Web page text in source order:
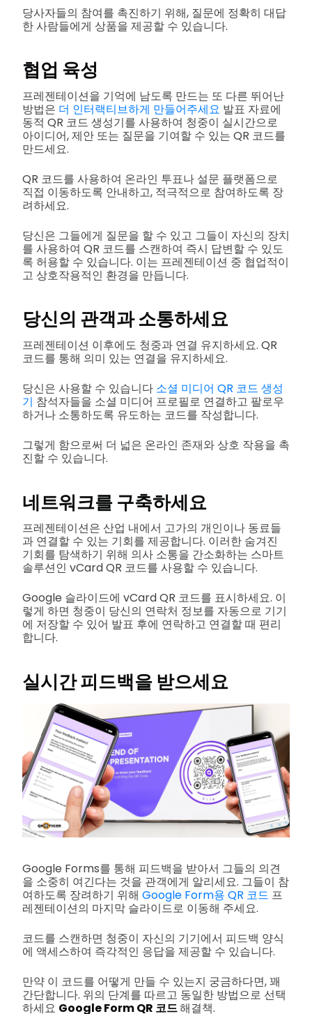
당사자들의 참여를 촉진하기 위해, 질문에 정확히 대답
한 사람들에게 상품을 제공할 수 있습니다.
협업 육성
프레젠테이션을 기억에 남도록 만드는 또 다른 뛰어난
방법은 더 인터랙티브하게 만들어주세요 발표 자료에
동적 QR 코드 생성기를 사용하여 청중이 실시간으로
아이디어, 제안 또는 질문을 기여할 수 있는 QR 코드를
만드세요.
QR 코드를 사용하여 온라인 투표나 설문 플랫폼으로
직접 이동하도록 안내하고, 적극적으로 참여하도록 장
려하세요.
당신은 그들에게 질문을 할 수 있고 그들이 자신의 장치
를 사용하여 QR 코드를 스캔하여 즉시 답변할 수 있도
록 허용할 수 있습니다. 이는 프레젠테이션 중 협업적이
고 상호작용적인 환경을 만듭니다.
당신의 관객과 소통하세요
프레젠테이션 이후에도 청중과 연결 유지하세요. QR
코드를 통해 의미 있는 연결을 유지하세요.
당신은 사용할 수 있습니다 소셜 미디어 QR 코드 생성
기 참석자들을 소셜 미디어 프로필로 연결하고 팔로우
하거나 소통하도록 유도하는 코드를 작성합니다.
그렇게 함으로써 더 넓은 온라인 존재와 상호 작용을 촉
진할 수 있습니다.
네트워크를 구축하세요
프레젠테이션은 산업 내에서 고가의 개인이나 동료들
과 연결할 수 있는 기회를 제공합니다. 이러한 숨겨진
기회를 탐색하기 위해 의사 소통을 간소화하는 스마트
솔루션인 vCard QR 코드를 사용할 수 있습니다.
Google 슬라이드에 vCard QR 코드를 표시하세요. 이
렇게 하면 청중이 당신의 연락처 정보를 자동으로 기기
에 저장할 수 있어 발표 후에 연락하고 연결할 때 편리
합니다.
실시간 피드백을 받으세요
Google Forms를 통해 피드백을 받아서 그들의 의견
을 소중히 여긴다는 것을 관객에게 알리세요. 그들이 참
여하도록 장려하기 위해 Google Form용 QR 코드 프
레젠테이션의 마지막 슬라이드로 이동해 주세요.
코드를 스캔하면 청중이 자신의 기기에서 피드백 양식
에 액세스하여 즉각적인 응답을 제공할 수 있습니다.
만약 이 코드를 어떻게 만들 수 있는지 궁금하다면, 꽤
간단합니다. 위의 단계를 따르고 동일한 방법으로 선택
하세요 Google Form QR 코드해결책.